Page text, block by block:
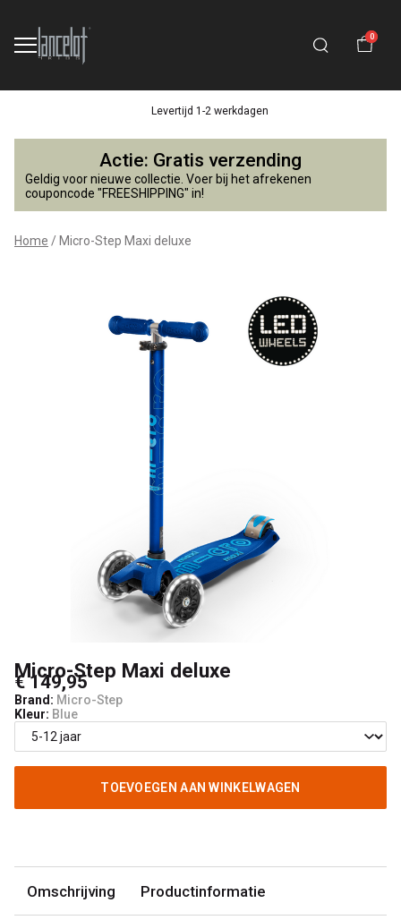
0
Levertijd 1-2 werkdagen
Micro-
Step
Maxi
deluxe
Lancelot
Actie: Gratis verzending
Geldig voor nieuwe collectie. Voer bij het afrekenen
couponcode "FREESHIPPING" in!
Home Micro-Step Maxi deluxe
Micro-Step Maxi deluxe
€ 149,95
Brand: Micro-Step
Kleur: Blue
TOEVOEGEN AAN WINKELWAGEN
Omschrijving Productinformatie